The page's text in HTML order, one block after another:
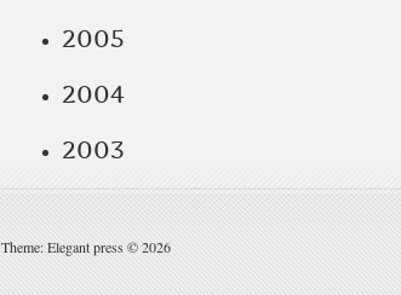
2005
2004
2003
Theme: Elegant press © 2026